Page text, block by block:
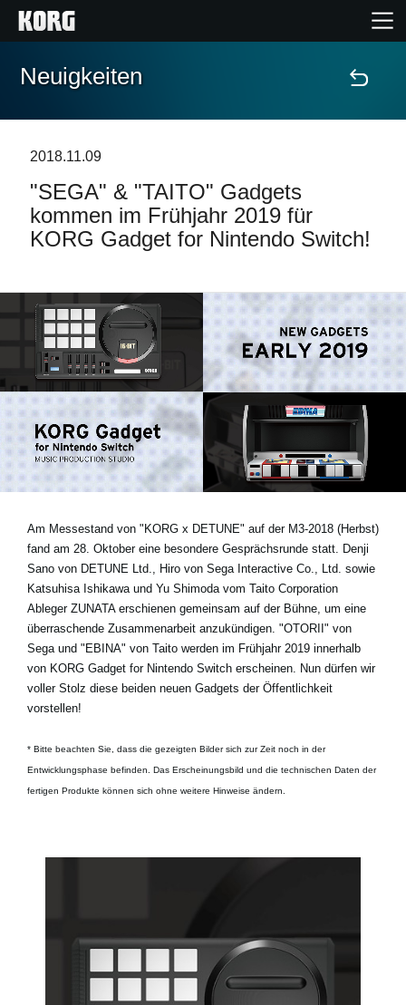
Home
Extras
Events
Support
Händlersuche
Shop
Neuigkeiten
Social Media
Über KORG
Neuigkeiten
2018.11.09
"SEGA" & "TAITO" Gadgets
kommen im Frühjahr 2019 für
KORG Gadget for Nintendo Switch!
Am Messestand von "KORG x DETUNE" auf der M3-2018 (Herbst)
fand am 28. Oktober eine besondere Gesprächsrunde statt.
Denji
Sano von DETUNE Ltd., Hiro von Sega Interactive Co., Ltd. sowie
Katsuhisa Ishikawa und Yu Shimoda vom Taito Corporation
Ableger ZUNATAerschienen gemeinsam auf der Bühne, um eine
überraschende Zusammenarbeit anzukündigen. "OTORII" von
Sega und "EBINA" von Taito werden im Frühjahr 2019 innerhalb
von KORG Gadget for Nintendo Switch erscheinen. Nun dürfen wir
voller Stolz diese beiden neuen Gadgets der Öffentlichkeit
vorstellen!
* Bitte beachten Sie, dass die gezeigten Bilder sich zur Zeit noch in der
Entwicklungsphase befinden. Das Erscheinungsbild und die technischen Daten der
fertigen Produkte können sich ohne weitere Hinweise ändern.